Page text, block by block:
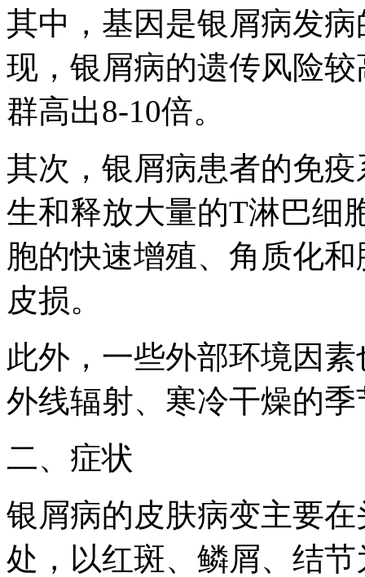
其中，基因是银屑病发
现，银屑病的遗传风险
群高出8-10倍。
其次，银屑病患者的免
生和释放大量的T淋巴细
胞的快速增殖、角质化
皮损。
此外，一些外部环境因
外线辐射、寒冷干燥的
二、症状
银屑病的皮肤病变主要
处，以红斑、鳞屑、结